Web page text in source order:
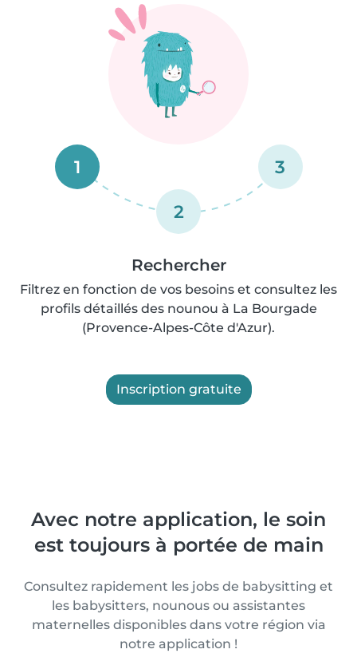
1
2
3
Rechercher
Filtrez en fonction de vos besoins et consultez les
profils détaillés des nounou à La Bourgade
(Provence-Alpes-Côte d'Azur).
Inscription gratuite
Avec notre application, le soin
est toujours à portée de main
Consultez rapidement les jobs de babysitting et
les babysitters, nounous ou assistantes
maternelles disponibles dans votre région via
notre application !